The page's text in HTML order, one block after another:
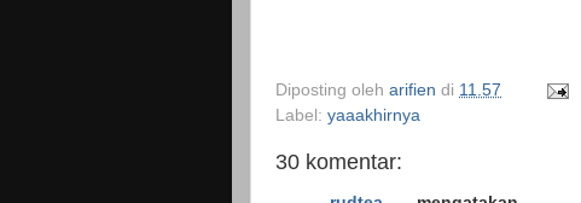
Diposting oleh arifien di 11.57
Label: yaaakhirnya
30 komentar: